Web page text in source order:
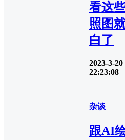
看这
照图
白了
2023-3-20
22:23:08
杂谈
跟AI